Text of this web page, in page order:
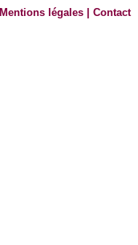
Mentions légales |Contact